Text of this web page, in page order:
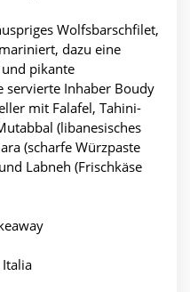
Wolfsbarschfilet,
dazu eine
pikante
servierte Inhaber Boudy
mit Falafel, Tahini-
(libanesisches
(scharfe Würzpaste
Labneh (Frischkäse